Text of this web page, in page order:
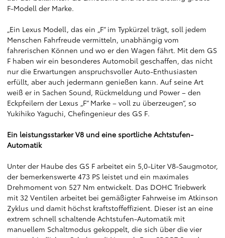
F-Modell der Marke.
„Ein Lexus Modell, das ein „F“ im Typkürzel trägt, soll jedem
Menschen Fahrfreude vermitteln, unabhängig vom
fahrerischen Können und wo er den Wagen fährt. Mit dem GS
F haben wir ein besonderes Automobil geschaffen, das nicht
nur die Erwartungen anspruchsvoller Auto-Enthusiasten
erfüllt, aber auch jedermann genießen kann. Auf seine Art
weiß er in Sachen Sound, Rückmeldung und Power – den
Eckpfeilern der Lexus „F“ Marke – voll zu überzeugen“, so
Yukihiko Yaguchi, Chefingenieur des GS F.
Ein leistungsstarker V8 und eine sportliche Achtstufen-
Automatik
Unter der Haube des GS F arbeitet ein 5,0-Liter V8-Saugmotor,
der bemerkenswerte 473 PS leistet und ein maximales
Drehmoment von 527 Nm entwickelt. Das DOHC Triebwerk
mit 32 Ventilen arbeitet bei gemäßigter Fahrweise im Atkinson
Zyklus und damit höchst kraftstoffeffizient. Dieser ist an eine
extrem schnell schaltende Achtstufen-Automatik mit
manuellem Schaltmodus gekoppelt, die sich über die vier